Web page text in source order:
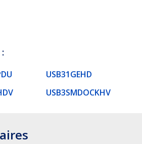
USB31GEHD
USB3SMDOCKHV